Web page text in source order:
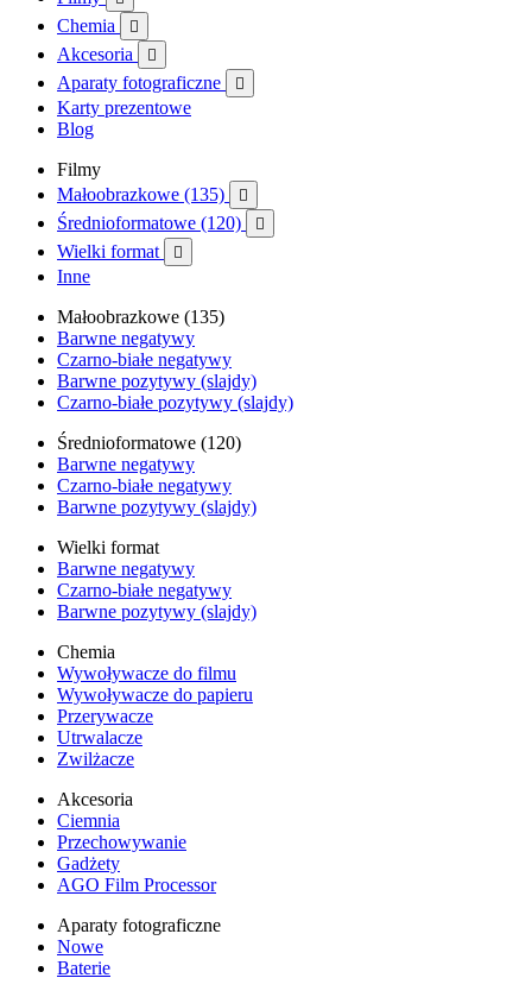
Chemia 
Akcesoria 
Aparaty fotograficzne 
Karty prezentowe
Blog
Filmy
Małoobrazkowe (135)

Średnioformatowe (120) 
Wielki format 
Inne
Małoobrazkowe (135)
Barwne negatywy
Czarno-białe negatywy
Barwne pozytywy (slajdy)
Czarno-białe pozytywy (slajdy)
Średnioformatowe (120)
Barwne negatywy
Czarno-białe negatywy
Barwne pozytywy (slajdy)
Wielki format
Barwne negatywy
Czarno-białe negatywy
Barwne pozytywy (slajdy)
Chemia
Wywoływacze do filmu
Wywoływacze do papieru
Przerywacze
Utrwalacze
Zwilżacze
Akcesoria
Ciemnia
Przechowywanie
Gadżety
AGO Film Processor
Aparaty fotograficzne
Nowe
Baterie